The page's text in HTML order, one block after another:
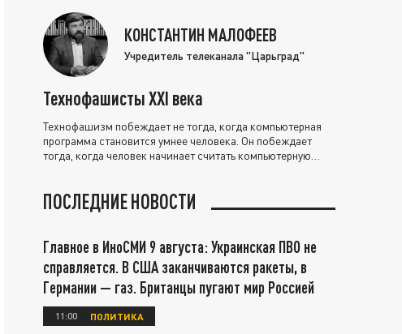
КОНСТАНТИН МАЛОФЕЕВ
Учредитель телеканала "Царьград"
Технофашисты XXI века
Технофашизм побеждает не тогда, когда компьютерная
программа становится умнее человека. Он побеждает
тогда, когда человек начинает считать компьютерную
ПОСЛЕДНИЕ НОВОСТИ
Главное в ИноСМИ 9 августа: Украинская ПВО не
справляется. В США заканчиваются ракеты, в
Германии — газ. Британцы пугают мир Россией
11:00 ПОЛИТИКА